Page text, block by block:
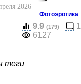
2026
Фотоэротика
9.9 (179)
1
6127
теги